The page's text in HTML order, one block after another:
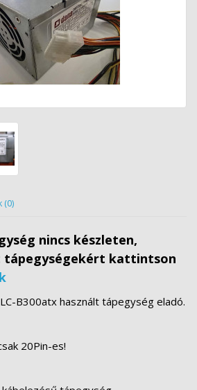
(0)
nincs készleten,
tápegységekért kattintson
B300atx használt tápegység eladó.
20Pin-es!